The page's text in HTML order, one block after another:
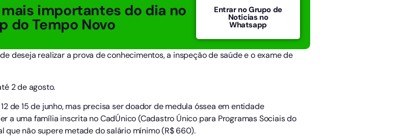
importantes do dia no
do Tempo Novo
Entrar no Grupo de
Notícias no
Whatsapp
deseja realizar a prova de conhecimentos, a inspeção de saúde e o exame de
2 de agosto.
de 15 de junho, mas precisa ser doador de medula óssea em entidade
a uma família inscrita no CadÚnico (Cadastro Único para Programas Sociais do
que não supere metade do salário mínimo (R$ 660).